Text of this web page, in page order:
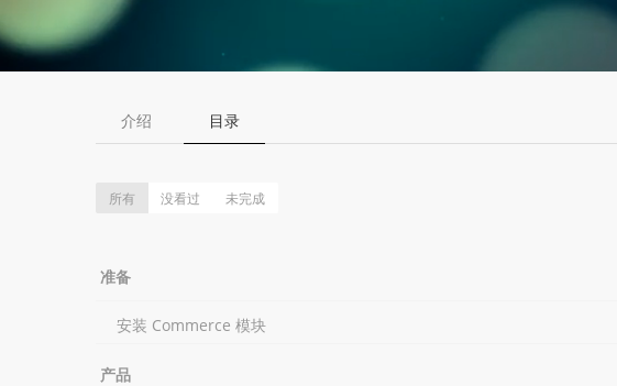
介绍 目录
所有 没看过 未完成
准备
安装 Commerce 模块
产品